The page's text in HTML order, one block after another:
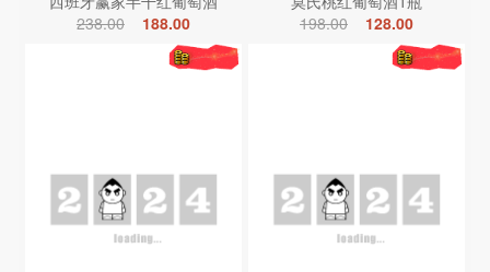
238.00
188.00
198.00
128.00